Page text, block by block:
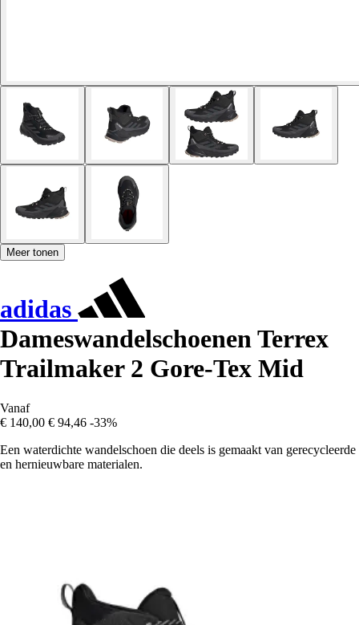
Meer tonen
adidas
Dameswandelschoenen Terrex
Trailmaker 2 Gore-Tex Mid
Vanaf
€ 140,00 € 94,46 -33%
Een waterdichte wandelschoen die deels is gemaakt van gerecycleerde
en hernieuwbare materialen.